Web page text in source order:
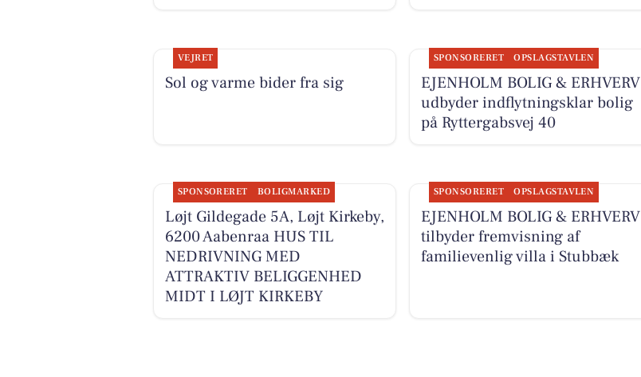
VEJRET
Sol og varme bider fra sig
SPONSORERET OPSLAGSTAVLEN
EJENHOLM BOLIG & ERHVERV
udbyder indflytningsklar bolig
på Ryttergabsvej 40
SPONSORERET BOLIGMARKED
Løjt Gildegade 5A, Løjt Kirkeby,
6200 Aabenraa HUS TIL
NEDRIVNING MED
ATTRAKTIV BELIGGENHED
MIDT I LØJT KIRKEBY
SPONSORERET OPSLAGSTAVLEN
EJENHOLM BOLIG & ERHVERV
tilbyder fremvisning af
familievenlig villa i Stubbæk